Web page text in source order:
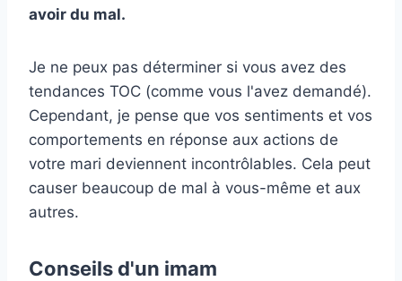
avoir du mal.
Je ne peux pas déterminer si vous avez des
tendances TOC (comme vous l'avez demandé).
Cependant, je pense que vos sentiments et vos
comportements en réponse aux actions de
votre mari deviennent incontrôlables. Cela peut
causer beaucoup de mal à vous-même et aux
autres.
Conseils d'un imam